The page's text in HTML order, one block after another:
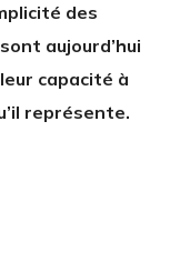
des
aujourd’hui
capacité à
représente.